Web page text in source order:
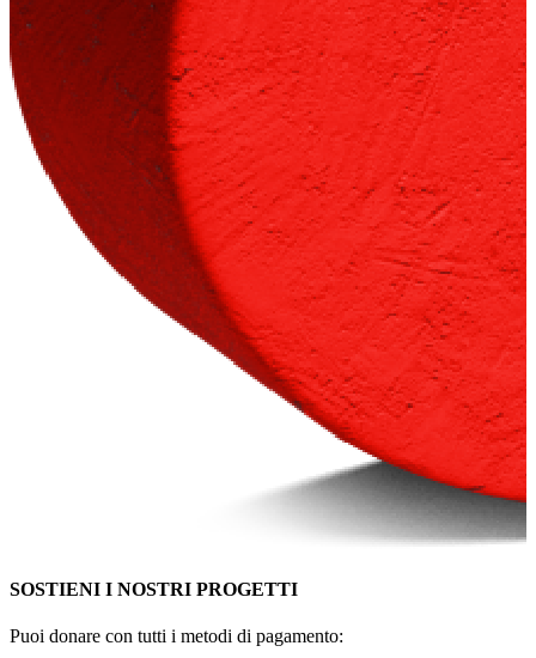
SOSTIENI I NOSTRI PROGETTI
Puoi donare con tutti i metodi di pagamento: